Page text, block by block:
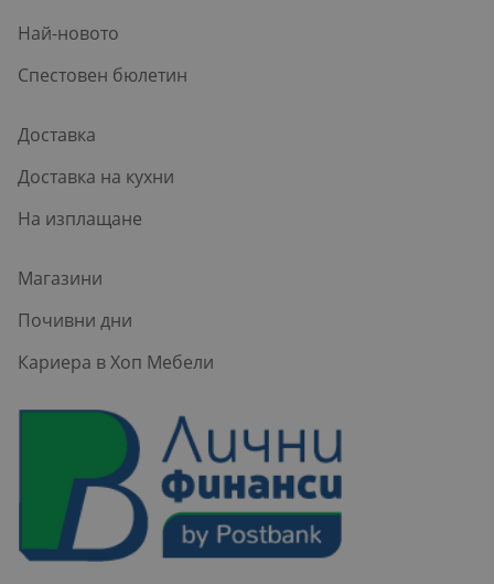
Най-новото
Спестовен бюлетин
Доставка
Доставка на кухни
На изплащане
Магазини
Почивни дни
Кариера в Хоп Мебели